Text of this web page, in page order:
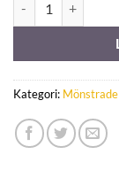
Kategori: